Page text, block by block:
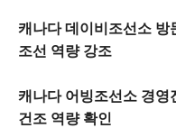
캐나다 데이비조선소 방
조선 역량 강조
캐나다 어빙조선소 경영
건조 역량 확인